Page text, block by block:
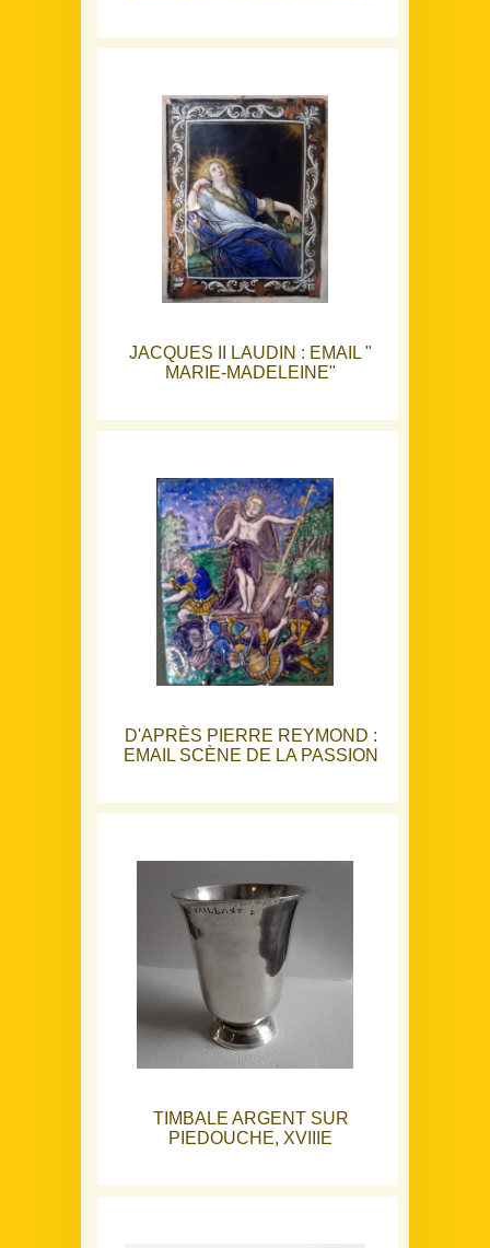
JACQUES II LAUDIN : EMAIL "
MARIE-MADELEINE"
D'APRÈS PIERRE REYMOND :
EMAIL SCÈNE DE LA PASSION
TIMBALE ARGENT SUR
PIEDOUCHE, XVIIIE